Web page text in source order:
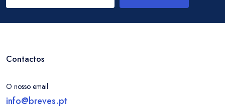
Contactos
O nosso email
info@breves.pt